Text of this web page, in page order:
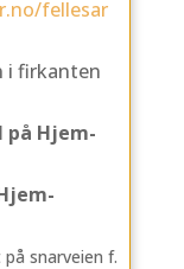
fellesar
i firkanten
på Hjem-
snarveien f.